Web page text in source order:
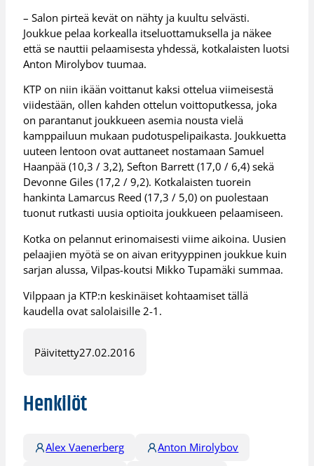
– Salon pirteä kevät on nähty ja kuultu selvästi.
Joukkue pelaa korkealla itseluottamuksella ja näkee
että se nauttii pelaamisesta yhdessä, kotkalaisten luotsi
Anton Mirolybov tuumaa.
KTP on niin ikään voittanut kaksi ottelua viimeisestä
viidestään, ollen kahden ottelun voittoputkessa, joka
on parantanut joukkueen asemia nousta vielä
kamppailuun mukaan pudotuspelipaikasta. Joukkuetta
uuteen lentoon ovat auttaneet nostamaan Samuel
Haanpää (10,3 / 3,2), Sefton Barrett (17,0 / 6,4) sekä
Devonne Giles (17,2 / 9,2). Kotkalaisten tuorein
hankinta Lamarcus Reed (17,3 / 5,0) on puolestaan
tuonut rutkasti uusia optioita joukkueen pelaamiseen.
Kotka on pelannut erinomaisesti viime aikoina. Uusien
pelaajien myötä se on aivan erityyppinen joukkue kuin
sarjan alussa, Vilpas-koutsi Mikko Tupamäki summaa.
Vilppaan ja KTP:n keskinäiset kohtaamiset tällä
kaudella ovat salolaisille 2-1.
Päivitetty27.02.2016
Henkilöt
Alex Vaenerberg
Anton Mirolybov